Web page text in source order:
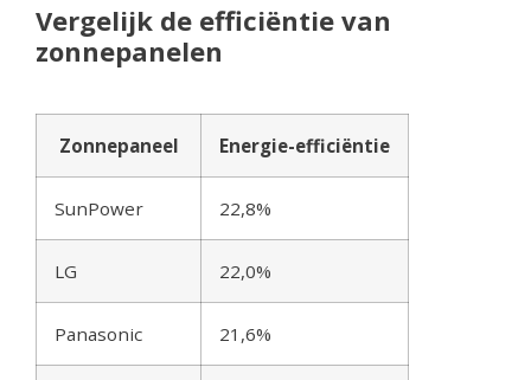
Vergelijk de efficiëntie van
zonnepanelen
Zonnepaneel Energie-efficiëntie
SunPower 22,8%
LG 22,0%
Panasonic 21,6%